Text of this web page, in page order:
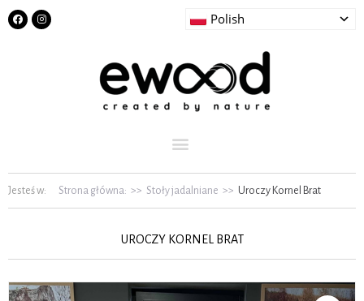
Polish
Jesteś w: Strona główna: >> Stoły jadalniane >> Uroczy Kornel Brat
UROCZY KORNEL BRAT